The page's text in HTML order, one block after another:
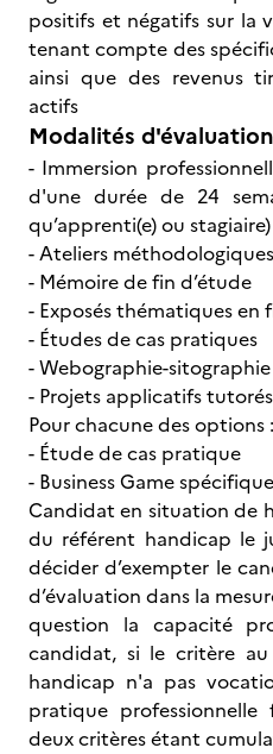
positifs et négatifs sur la
tenant compte des
ainsi que des revenus
actifs
Modalités
- Immersion
d'une durée de 24
qu’apprenti(e) ou stagiaire)
- Ateliers
- Mémoire de fin d’étude
- Exposés thématiques en
- Études de cas pratiques
- Webographie-sitographie
- Projets applicatifs tutorés
Pour chacune des options :
- Étude de cas pratique
- Business Game
Candidat en situation de
du référent handicap le
décider d’exempter le
d’évaluation dans la
question la capacité
candidat, si le critère
handicap n'a pas
pratique
deux critères étant